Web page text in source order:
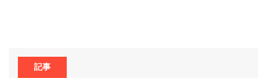
記事